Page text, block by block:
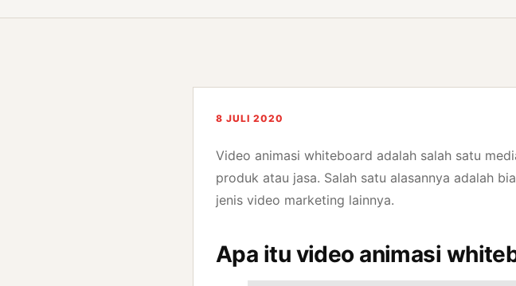
8 JULI 2020
Video animasi whiteboard adalah salah satu
produk atau jasa. Salah satu alasannya adalah
jenis video marketing lainnya.
Apa itu video animasi